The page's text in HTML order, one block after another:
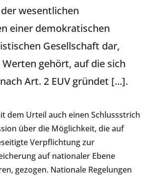
wesentlichen
einer demokratischen
Gesellschaft dar,
Werten gehört, auf die sich
Art. 2 EUV gründet [...].
dem Urteil auch einen Schlussstrich
über die Möglichkeit, die auf
Verpflichtung zur
auf nationaler Ebene
gezogen. Nationale Regelungen